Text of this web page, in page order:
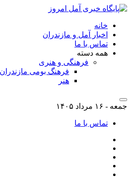
خانه
اخبار آمل و مازندران
تماس با ما
همه دسته
فرهنگی و هنری
فرهنگ بومی مازندران
هنر
جمعه - ۱۶ مرداد ۱۴۰۵
تماس با ما